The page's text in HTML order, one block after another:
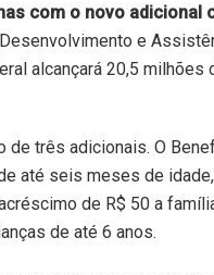
com o novo
e
alcançará 20,5
três adicionais. O
até seis meses de
de R$ 50 a
de até 6 anos.